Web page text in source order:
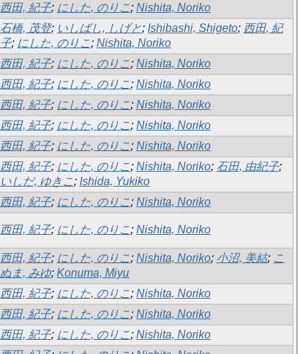
西田, 紀子; にした, のりこ; Nishita, Noriko
石橋, 茂登; いしばし, しげと; Ishibashi, Shigeto; 西田, 紀
子; にした, のりこ; Nishita, Noriko
西田, 紀子; にした, のりこ; Nishita, Noriko
西田, 紀子; にした, のりこ; Nishita, Noriko
西田, 紀子; にした, のりこ; Nishita, Noriko
西田, 紀子; にした, のりこ; Nishita, Noriko
西田, 紀子; にした, のりこ; Nishita, Noriko
西田, 紀子; にした, のりこ; Nishita, Noriko; 石田, 由紀子;
いしだ, ゆきこ; Ishida, Yukiko
西田, 紀子; にした, のりこ; Nishita, Noriko
西田, 紀子; にした, のりこ; Nishita, Noriko
西田, 紀子; にした, のりこ; Nishita, Noriko; 小沼, 美結; こ
ぬま, みゆ; Konuma, Miyu
西田, 紀子; にした, のりこ; Nishita, Noriko
西田, 紀子; にした, のりこ; Nishita, Noriko
西田, 紀子; にした, のりこ; Nishita, Noriko